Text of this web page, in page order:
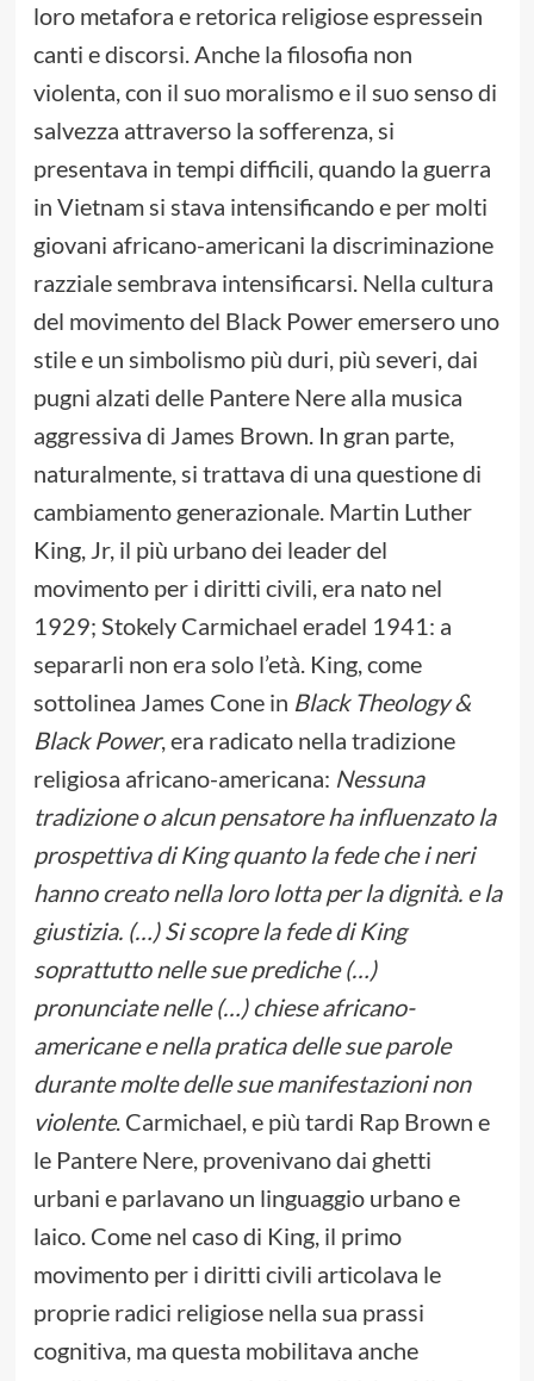
loro metafora e retorica religiose espressein
canti e discorsi. Anche la filosofia non
violenta, con il suo moralismo e il suo senso di
salvezza attraverso la sofferenza, si
presentava in tempi difficili, quando la guerra
in Vietnam si stava intensificando e per molti
giovani africano-americani la discriminazione
razziale sembrava intensificarsi. Nella cultura
del movimento del Black Power emersero uno
stile e un simbolismo più duri, più severi, dai
pugni alzati delle Pantere Nere alla musica
aggressiva di James Brown. In gran parte,
naturalmente, si trattava di una questione di
cambiamento generazionale. Martin Luther
King, Jr, il più urbano dei leader del
movimento per i diritti civili, era nato nel
1929; Stokely Carmichael eradel 1941: a
separarli non era solo l’età. King, come
sottolinea James Cone in Black Theology &
Black Power, era radicato nella tradizione
religiosa africano-americana: Nessuna
tradizione o alcun pensatore ha influenzato la
prospettiva di King quanto la fede che i neri
hanno creato nella loro lotta per la dignità. e la
giustizia. (…) Si scopre la fede di King
soprattutto nelle sue prediche (…)
pronunciate nelle (…) chiese africano-
americane e nella pratica delle sue parole
durante molte delle sue manifestazioni non
violente. Carmichael, e più tardi Rap Brown e
le Pantere Nere, provenivano dai ghetti
urbani e parlavano un linguaggio urbano e
laico. Come nel caso di King, il primo
movimento per i diritti civili articolava le
proprie radici religiose nella sua prassi
cognitiva, ma questa mobilitava anche